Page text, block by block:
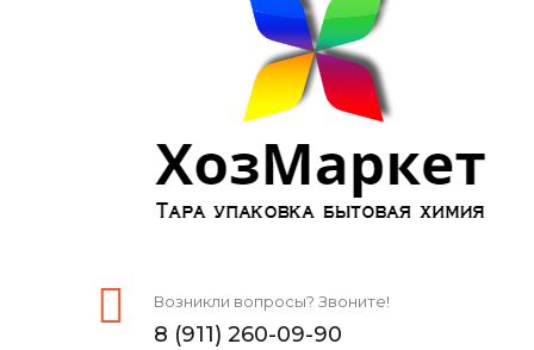
Возникли вопросы? Звоните!
8 (911) 260-09-90